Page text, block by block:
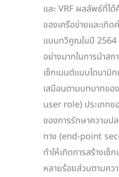
และ VRF ผลลัพธ์ที่ไ
ของเครือข่ายและเกิด
แบบทวีคูณในปี 2564
อย่างมากในการนำส
เซ็กเมนต์แบบไดนามิ
เสมือนตามบทบาทขอ
user role) ประเภท
ของการรักษาความ
ทาง (end-point
ทำให้เกิดการสร้างเซ็
หลายร้อยส่วนตามคว